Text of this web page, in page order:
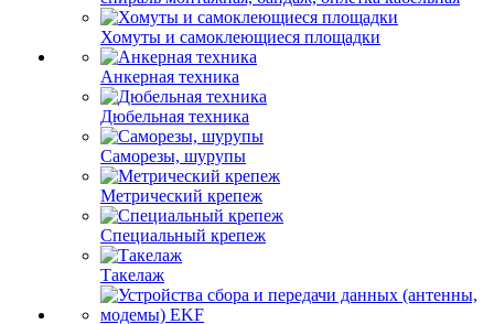
Хомуты и самоклеющиеся площадки
Анкерная техника
Дюбельная техника
Саморезы, шурупы
Метрический крепеж
Специальный крепеж
Такелаж